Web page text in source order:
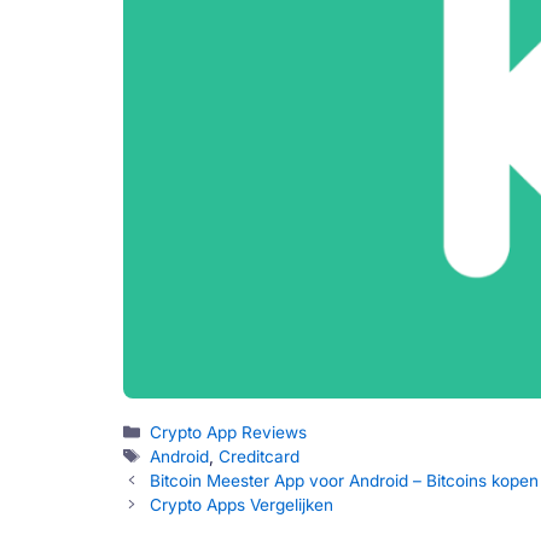
Categorieën
Crypto App Reviews
Tags
Android, Creditcard
Bitcoin Meester App voor Android – Bitcoins
Crypto Apps Vergelijken